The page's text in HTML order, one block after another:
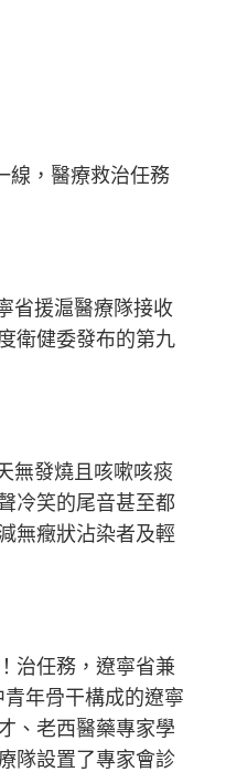
，醫療救治任務
省援滬醫療隊接收
衛健委發布的第九
無發燒且咳嗽咳痰
冷笑的尾音甚至都
無癥狀沾染者及輕
治任務，遼寧省兼
年骨干構成的遼寧
、老西醫藥專家學
隊設置了專家會診